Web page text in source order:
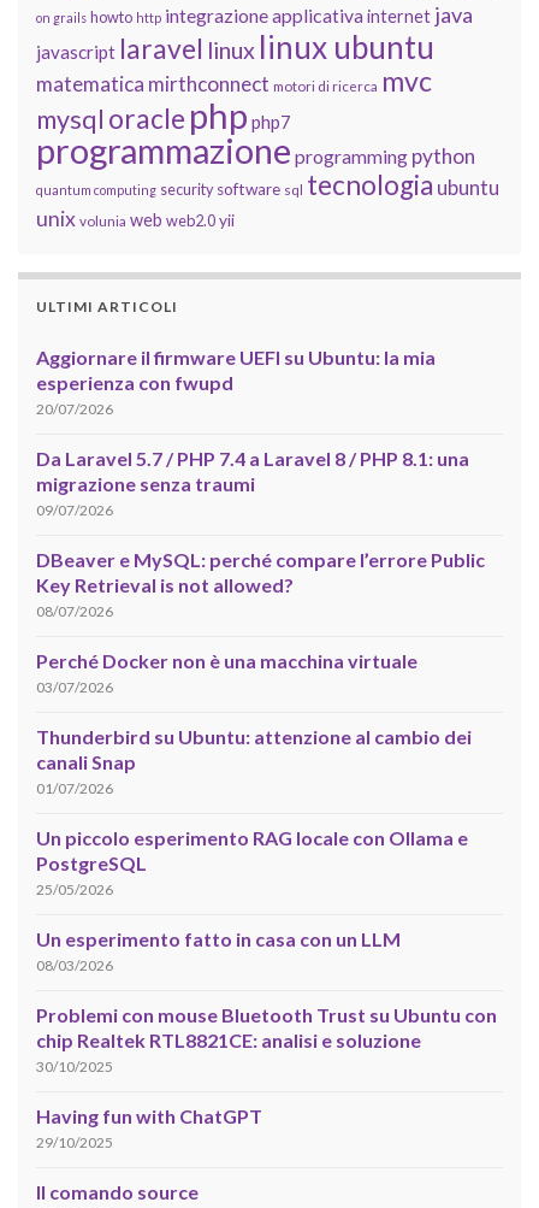
on grails howto http integrazione applicativainternet java
javascript laravel linux linux ubuntu
matematica mirthconnect motori di ricerca mvc
mysql oracle php php7
programmazione programming python
quantum computing security software sql tecnologia ubuntu
unix volunia web web2.0 yii
ULTIMI ARTICOLI
Aggiornare il firmware UEFI su Ubuntu: la mia
esperienza con fwupd
20/07/2026
Da Laravel 5.7 / PHP 7.4 a Laravel 8 / PHP 8.1: una
migrazione senza traumi
09/07/2026
DBeaver e MySQL: perché compare l’errore Public
Key Retrieval is not allowed?
08/07/2026
Perché Docker non è una macchina virtuale
03/07/2026
Thunderbird su Ubuntu: attenzione al cambio dei
canali Snap
01/07/2026
Un piccolo esperimento RAG locale con Ollama e
PostgreSQL
25/05/2026
Un esperimento fatto in casa con un LLM
08/03/2026
Problemi con mouse Bluetooth Trust su Ubuntu con
chip Realtek RTL8821CE: analisi e soluzione
30/10/2025
Having fun with ChatGPT
29/10/2025
Il comando source